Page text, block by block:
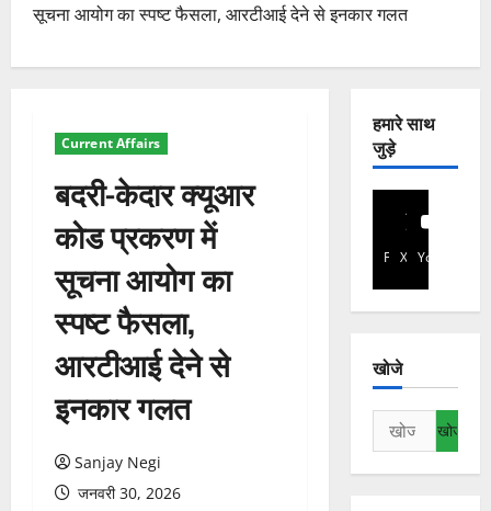
सूचना आयोग का स्पष्ट फैसला, आरटीआई देने से इनकार गलत
Current Affairs
बदरी-केदार क्यूआर
कोड प्रकरण में
सूचना आयोग का
स्पष्ट फैसला,
आरटीआई देने से
इनकार गलत
Sanjay Negi
जनवरी 30, 2026
हमारे साथ
जुड़े
Facebook
X YouTube
खोजे
निम्न
को
खोजें: